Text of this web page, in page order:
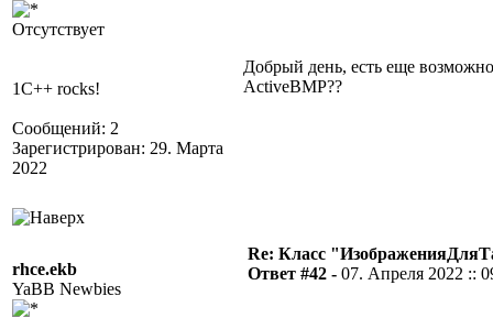
Отсутствует
1C++ rocks!
Сообщений: 2
Зарегистрирован: 29. Марта
2022
Добрый день, есть еще
ActiveBMP??
rhce.ekb
YaBB Newbies
Re: Класс
Ответ #42 - 07. Апреля 2022 ::